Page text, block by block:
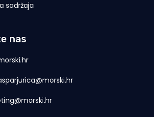
sadržaja
nas